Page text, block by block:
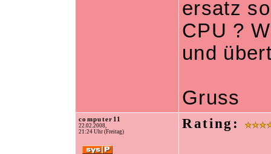
ersatz
CPU ?
und
Gruss
computer11
22.02.2008,
21:24 Uhr (Freitag)
Rating: